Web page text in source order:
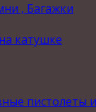
, Багажки
катушке
пистолеты